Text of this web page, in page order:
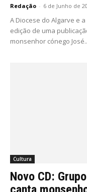
Redação - 6 de Junho de
A Diocese do Algarve e
edição de uma
monsenhor cónego
Cultura
Novo CD: